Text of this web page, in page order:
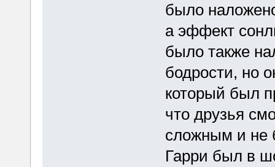
было
а эффект
было также
бодрости, но
который был
что друзья
сложным и не
Гарри был в